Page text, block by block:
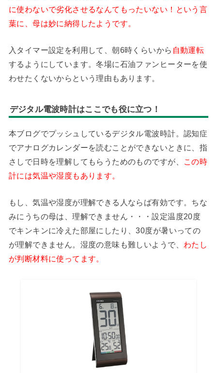
に使わないで劣化させるなんてもったいない！という言
葉に、母は妙に納得したようです。
入タイマー設定を利用して、朝6時くらいから 自動運転
するようにしています。冬場に石油ファンヒーターを使
わせたくないからという理由もあります。
デジタル電波時計はここでも役に立つ！
本ブログでプッシュしているデジタル電波時計。認知症
でアナログカレンダーを読むことができないときに、指
さしで日時を理解してもらうためのものですが、
この時
計には気温や湿度もあります。
もし、気温や湿度が理解できる人ならば有効です。ちな
みにうちの母は、理解できません・・・設定温度20度
でキンキンに冷えた部屋にしたり、30度が暑いっての
が理解できません。湿度の意味も難しいようで、 わたし
が判断材料に使ってます。